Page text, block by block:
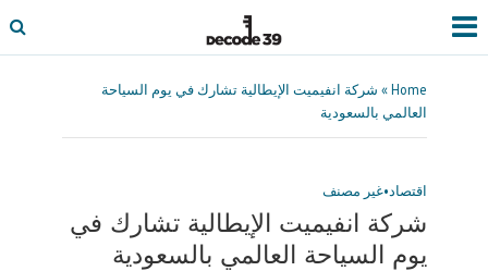
Home
» شركة انفيميت الإيطالية تشارك في يوم السياحة
العالمي بالسعودية
اقتصاد•غير مصنف
شركة انفيميت الإيطالية تشارك في
يوم السياحة العالمي بالسعودية